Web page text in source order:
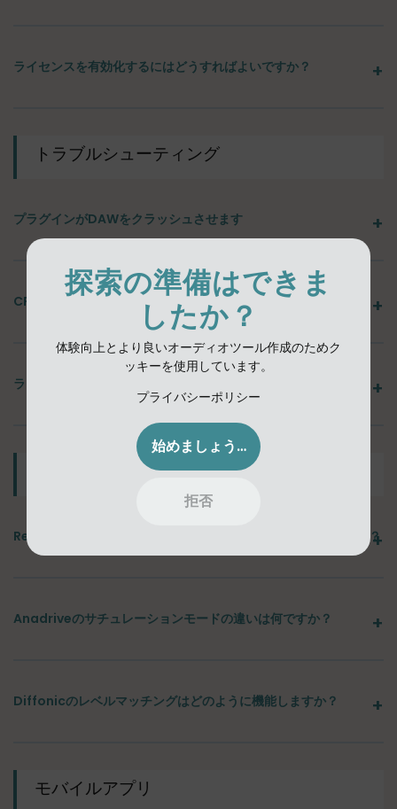
探索の準備はできま
したか？
体験向上とより良いオーディオツール作成のためク
ッキーを使用しています。
プライバシーポリシー
始めましょう！
拒否
ライセンスを有効化するにはどうすればよいですか？
トラブルシューティング
プラグインがDAWをクラッシュさせます
CPU使用率が高いかオーディオドロップアウトが発生します
ライセンスエラーまたは「プラグインが認証されていません」
プラグイン固有の質問
Reverbiaの隠し機能にアクセスするにはどうすればよいですか？
Anadriveのサチュレーションモードの違いは何ですか？
Diffonicのレベルマッチングはどのように機能しますか？
モバイルアプリ